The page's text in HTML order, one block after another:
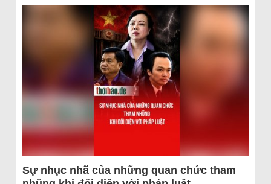
Sự nhục nhã của những quan chức tham